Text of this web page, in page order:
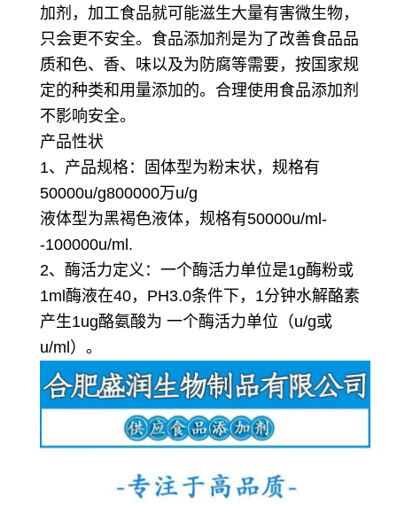
加剂，加工食品就可能滋生大量有害微生物，
只会更不安全。食品添加剂是为了改善食品品
质和色、香、味以及为防腐等需要，按国家规
定的种类和用量添加的。合理使用食品添加剂
不影响安全。
产品性状
1、产品规格：固体型为粉末状，规格有
50000u/g800000万u/g
液体型为黑褐色液体，规格有50000u/ml-
-100000u/ml.
2、酶活力定义：一个酶活力单位是1g酶粉或
1ml酶液在40，PH3.0条件下，1分钟水解酪素
产生1ug酪氨酸为 一个酶活力单位（u/g或
u/ml）。